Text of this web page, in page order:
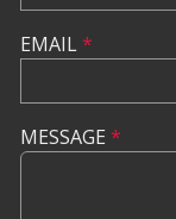
EMAIL*
MESSAGE *